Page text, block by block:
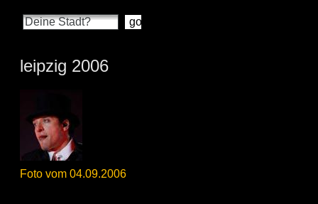
leipzig 2006
Foto vom 04.09.2006